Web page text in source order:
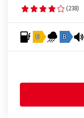
(238)
D B